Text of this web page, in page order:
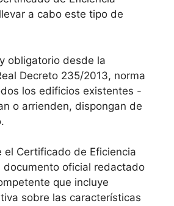
a cabo este tipo de
obligatorio desde la
Decreto 235/2013, norma
los edificios existentes -
o arrienden, dispongan de
el Certificado de Eficiencia
documento oficial redactado
que incluye
sobre las características